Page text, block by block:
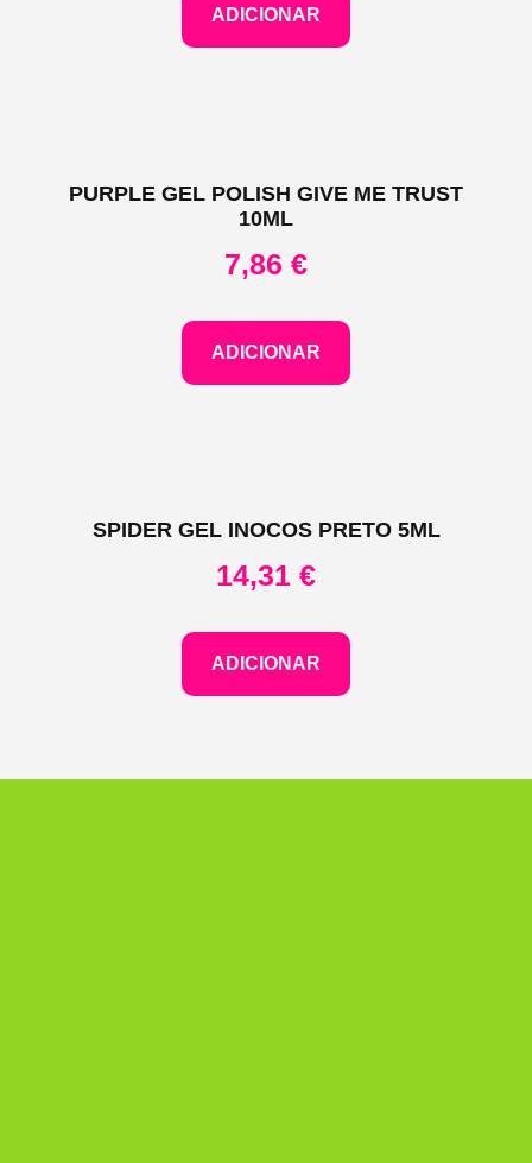
ADICIONAR
PURPLE GEL POLISH GIVE ME TRUST
10ML
7,86 €
ADICIONAR
SPIDER GEL INOCOS PRETO 5ML
14,31 €
ADICIONAR